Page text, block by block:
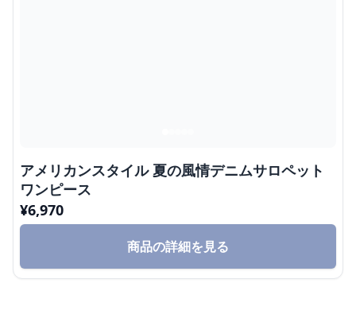
アメリカンスタイル 夏の風情デニムサロペット
ワンピース
¥6,970
商品の詳細を見る